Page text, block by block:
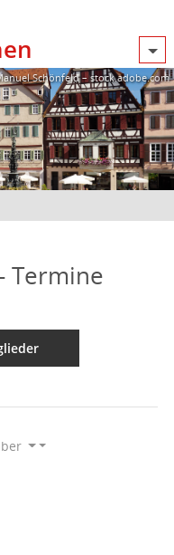
Schönfeld – stock.adobe.com
Termine